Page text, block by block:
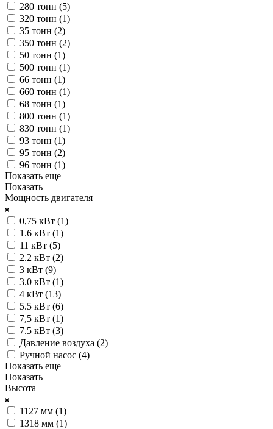
280 тонн (5)
320 тонн (1)
35 тонн (2)
350 тонн (2)
50 тонн (1)
500 тонн (1)
66 тонн (1)
660 тонн (1)
68 тонн (1)
800 тонн (1)
830 тонн (1)
93 тонн (1)
95 тонн (2)
96 тонн (1)
Показать еще
Показать
Мощность двигателя
0,75 кВт (1)
1.6 кВт (1)
11 кВт (5)
2.2 кВт (2)
3 кВт (9)
3.0 кВт (1)
4 кВт (13)
5.5 кВт (6)
7,5 кВт (1)
7.5 кВт (3)
Давление воздуха (2)
Ручной насос (4)
Показать еще
Показать
Высота
1127 мм (1)
1318 мм (1)